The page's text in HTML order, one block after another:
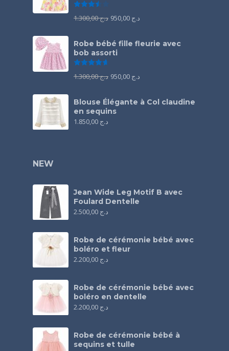
د.ج1.300,00 د.ج
Robe bébé fille fleurie avec
bob assorti
د.ج1.300,00 د.ج
Blouse Élégante à Col claudine
en sequins
د.ج
NEW
Jean Wide Leg Motif B avec
Foulard Dentelle
د.ج
Robe de cérémonie bébé avec
boléro et fleur
د.ج
Robe de cérémonie bébé avec
boléro en dentelle
د.ج
Robe de cérémonie bébé à
sequins et tulle